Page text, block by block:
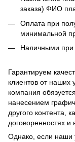
заказа) ФИО
Оплата при
минимальной
Наличными при
Гарантируем
клиентов от наших
компания
нанесением
другого контента,
договоренностях и
Однако, если наши